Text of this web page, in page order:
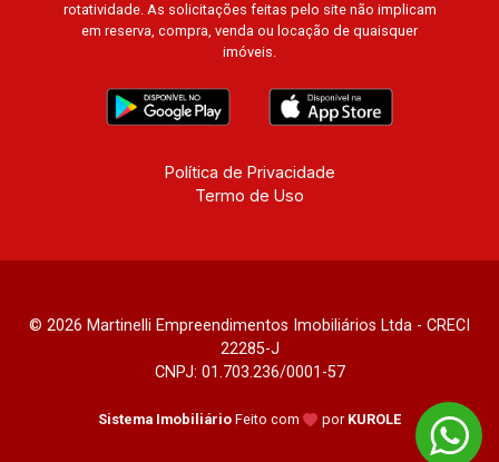
rotatividade. As solicitações feitas pelo site não implicam
em reserva, compra, venda ou locação de quaisquer
imóveis.
Política de Privacidade
Termo de Uso
© 2026 Martinelli Empreendimentos Imobiliários Ltda - CRECI
22285-J
CNPJ: 01.703.236/0001-57
Sistema Imobiliário Feito com por KUROLE